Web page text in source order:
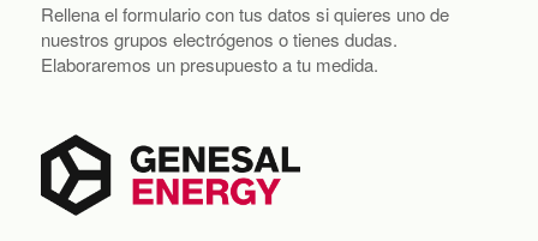
Rellena el formulario con tus datos si quieres uno de
nuestros grupos electrógenos o tienes dudas.
Elaboraremos un presupuesto a tu medida.